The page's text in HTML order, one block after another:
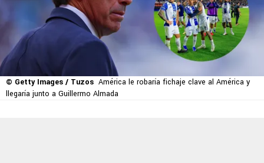
© Getty Images / Tuzos América le robaría fichaje clave al América y
llegaría junto a Guillermo Almada